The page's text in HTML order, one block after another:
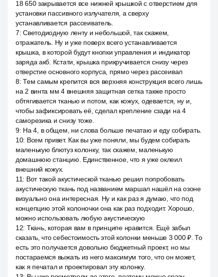
18 650 закрывается все нижней крышкой с отверстием для
установки пассивного излучателя, а сверху
устанавливается рассеиватель.
7:Светодиодную ленту и небольшой, так скажем,
отражатель. Ну и уже поверх всего устанавливается
крышка, в которой будут кнопки управления и индикатор
заряда акб. Кстати, крышка прикручивается снизу через
отверстие основного корпуса, прямо через рассеивал
8:Тем самым крепится вся верхняя конструкция всего лишь
на 2 винта мм 4 внешняя защитная сетка также просто
обтягивается тканью и потом, как кожух, одевается, ну и,
чтобы зафиксировать её, сделал крепление сзади на 4
саморезика и снизу тоже.
9: На 4, в общем, ни слова больше печатаю и еду собирать.
10: Всем привет. Как вы уже поняли, мы будем собирать
маленькую блютуз колонку, так скажем, маленькую
домашнюю станцию. Единственное, что я уже оклеил
внешний кожух.
11: Вот такой акустической тканью решил попробовать
акустическую ткань под названием маршал нашёл на озоне
визуально она интересная. Ну и как раз я думаю, что под
концепцию этой колоночки она как раз подходит. Хорошо,
можно использовать любую акустическую
12: Ткань, которая вам в принципе нравится. Ещё забыл
сказать, что себестоимость этой колонки меньше 3 000 ₽. То
есть это получается довольно бюджетный проект, но мы
постараемся выжать из него максимум того, что он может,
как я печатал и проектировал эту колонку.